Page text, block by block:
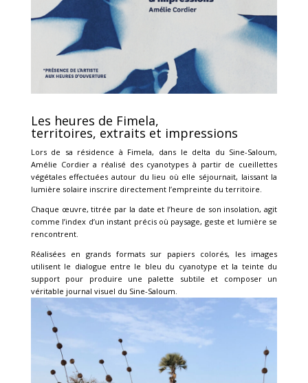
Les heures de Fimela,
territoires, extraits et impressions
Lors de sa résidence à Fimela, dans le delta du Sine-Saloum,
Amélie Cordier a réalisé des cyanotypes à partir de cueillettes
végétales effectuées autour du lieu où elle séjournait, laissant la
lumière solaire inscrire directement l’empreinte du territoire.
Chaque œuvre, titrée par la date et l’heure de son insolation, agit
comme l’index d’un instant précis où paysage, geste et lumière se
rencontrent.
Réalisées en grands formats sur papiers colorés, les images
utilisent le dialogue entre le bleu du cyanotype et la teinte du
support pour produire une palette subtile et composer un
véritable journal visuel du Sine-Saloum.